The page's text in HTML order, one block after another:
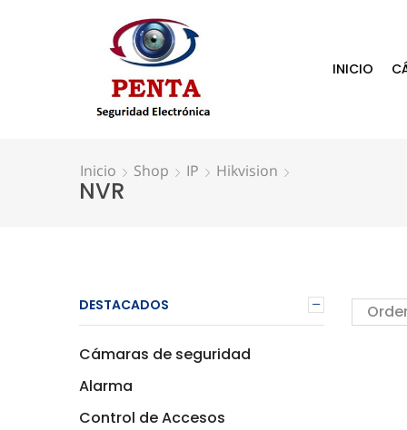
INICIO
Inicio Shop IP Hikvision
NVR
DESTACADOS
Cámaras de seguridad
Alarma
Control de Accesos